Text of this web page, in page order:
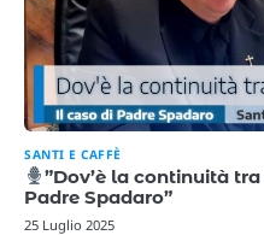
SANTI E CAFFÈ
”Dov’è la continuità
Padre Spadaro”
25 Luglio 2025